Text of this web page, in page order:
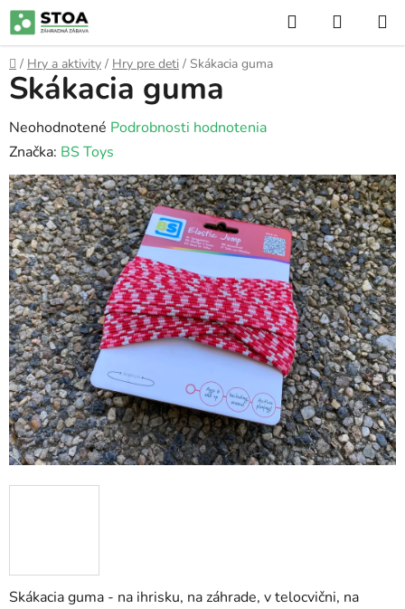
Prejsť
na
obsah
Hľadať
KOŠÍK
Domov
/ Hry a aktivity / Hry pre deti / Skákacia guma
Skákacia guma - na ihrisku, na záhrade, v telocvični, na
Skákacia guma
Priemerné
hodnotenie
produktu
je
0,0
z
5
hviezdičiek.
Neohodnotené Podrobnosti hodnotenia
Značka: BS Toys